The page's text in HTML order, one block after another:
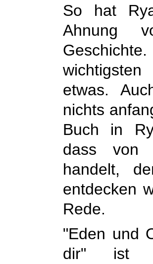
So hat
Ahnung
etwas.
nichts
Buch in
dass von
handelt,
entdecken
Rede.
"Eden und
dir" ist